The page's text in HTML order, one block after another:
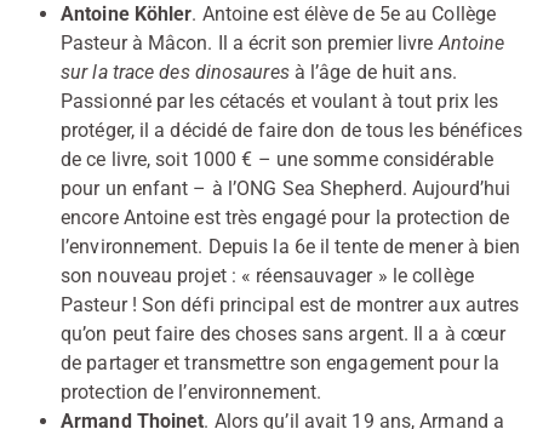
Antoine Köhler. Antoine est élève de 5e au Collège
Pasteur à Mâcon. Il a écrit son premier livreAntoine
sur la trace des dinosauresà l’âge de huit ans.
Passionné par les cétacés et voulant à tout prix les
protéger, il a décidé de faire don de tous les bénéfices
de ce livre, soit 1000 € – une somme considérable
pour un enfant – à l’ONG Sea Shepherd. Aujourd’hui
encore Antoine est très engagé pour la protection de
l’environnement. Depuis la 6e il tente de mener à bien
son nouveau projet : « réensauvager » le collège
Pasteur ! Son défi principal est de montrer aux autres
qu’on peut faire des choses sans argent. Il a à cœur
de partager et transmettre son engagement pour la
protection de l’environnement.
Armand Thoinet. Alors qu’il avait 19 ans, Armand a